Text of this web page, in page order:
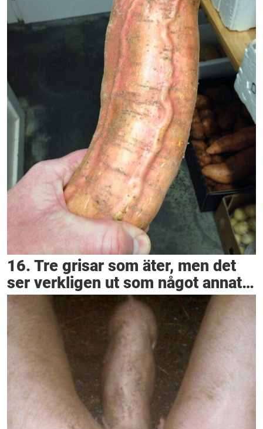
16. Tre grisar som äter, men det
ser verkligen ut som något annat…